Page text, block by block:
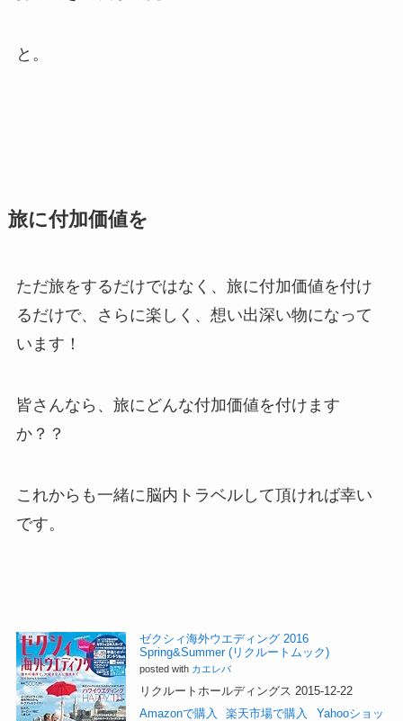
と。
旅に付加価値を
ただ旅をするだけではなく、旅に付加価値を付け
るだけで、さらに楽しく、想い出深い物になって
います！
皆さんなら、旅にどんな付加価値を付けます
か？？
これからも一緒に脳内トラベルして頂ければ幸い
です。
ゼクシィ海外ウエディング 2016
Spring&Summer (リクルートムック)
posted with カエレバ
リクルートホールディングス 2015-12-22
Amazonで購入
楽天市場で購入
Yahooショッ